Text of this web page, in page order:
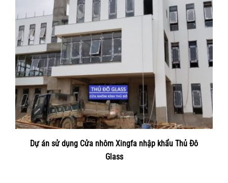
Dự án sử dụng Cửa nhôm Xingfa nhập khẩu Thủ Đô
Glass